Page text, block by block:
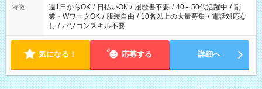
特徴 週1日からOK / 日払いOK / 履歴書不要 / 40～50代活躍中 / 副
業・WワークOK / 服装自由 / 10名以上の大量募集 / 電話対応な
し / パソコンスキル不要
気になる！ 応募する 詳細へ